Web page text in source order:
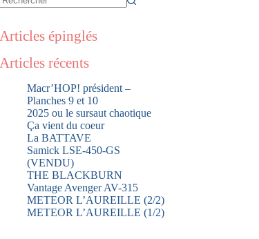
Articles épinglés
Articles récents
Macr’HOP! président –
Planches 9 et 10
2025 ou le sursaut chaotique
Ça vient du coeur
La BATTAVE
Samick LSE-450-GS
(VENDU)
THE BLACKBURN
Vantage Avenger AV-315
METEOR L’AUREILLE (2/2)
METEOR L’AUREILLE (1/2)